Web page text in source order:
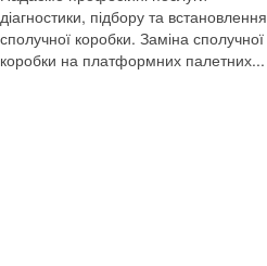
діагностики, підбору та встановлення
сполучної коробки. Заміна сполучної
коробки на платформних палетних...